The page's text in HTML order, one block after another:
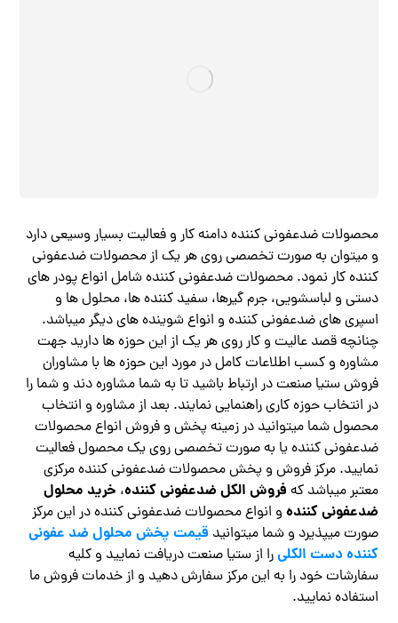
محصولات ضدعفونی کننده دامنه کار و فعالیت بسیار وسیعی دارد
و میتوان به صورت تخصصی روی هر یک از محصولات ضدعفونی
کننده کار نمود. محصولات ضدعفونی کننده شامل انواع پودر های
دستی و لباسشویی، جرم گیرها، سفید کننده ها، محلول ها و
اسپری های ضدعفونی کننده و انواع شوینده های دیگر میباشد.
چنانچه قصد عالیت و کار روی هر یک از این حوزه ها دارید جهت
مشاوره و کسب اطلاعات کامل در مورد این حوزه ها با مشاوران
فروش ستیا صنعت در ارتباط باشید تا به شما مشاوره دند و شما را
در انتخاب حوزه کاری راهنمایی نمایند. بعد از مشاوره و انتخاب
محصول شما میتوانید در زمینه پخش و فروش انواع محصولات
ضدعفونی کننده یا به صورت تخصصی روی یک محصول فعالیت
نمایید. مرکز فروش و پخش محصولات ضدعفونی کننده مرکزی
معتبر میباشد که فروش الکل ضدعفونی کننده، خرید محلول
ضدعفونی کننده و انواع محصولات ضدعفونی کننده در این مرکز
صورت میپذیرد و شما میتوانید قیمت پخش محلول ضد عفونی
کننده دست الکلیرا از ستیا صنعت دریافت نمایید و کلیه
سفارشات خود را به این مرکز سفارش دهید و از خدمات فروش ما
استفاده نمایید.